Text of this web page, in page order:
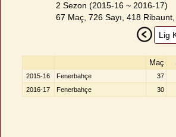
2 Sezon (2015-16 ~ 2016-17)
67 Maç, 726 Sayı, 418
Maç
2015-16 Fenerbahçe 37
2016-17
Fenerbahçe 30